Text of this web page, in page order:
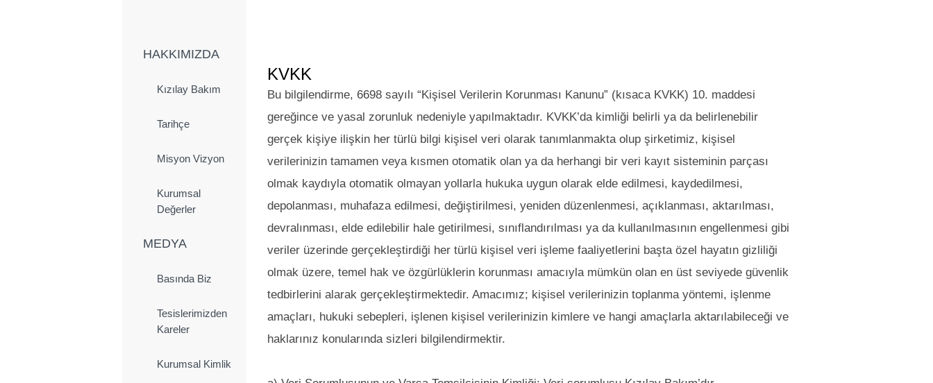
HAKKIMIZDA
Kızılay Bakım
Tarihçe
Misyon Vizyon
Kurumsal
Değerler
MEDYA
Basında Biz
Tesislerimizden
Kareler
Kurumsal Kimlik
KVKK
Bu bilgilendirme, 6698 sayılı “Kişisel Verilerin Korunması Kanunu” (kısaca KVKK) 10. maddesi
gereğince ve yasal zorunluk nedeniyle yapılmaktadır. KVKK’da kimliği belirli ya da belirlenebilir
gerçek kişiye ilişkin her türlü bilgi kişisel veri olarak tanımlanmakta olup şirketimiz, kişisel
verilerinizin tamamen veya kısmen otomatik olan ya da herhangi bir veri kayıt sisteminin parçası
olmak kaydıyla otomatik olmayan yollarla hukuka uygun olarak elde edilmesi, kaydedilmesi,
depolanması, muhafaza edilmesi, değiştirilmesi, yeniden düzenlenmesi, açıklanması, aktarılması,
devralınması, elde edilebilir hale getirilmesi, sınıflandırılması ya da kullanılmasının engellenmesi gibi
veriler üzerinde gerçekleştirdiği her türlü kişisel veri işleme faaliyetlerini başta özel hayatın gizliliği
olmak üzere, temel hak ve özgürlüklerin korunması amacıyla mümkün olan en üst seviyede güvenlik
tedbirlerini alarak gerçekleştirmektedir. Amacımız; kişisel verilerinizin toplanma yöntemi, işlenme
amaçları, hukuki sebepleri, işlenen kişisel verilerinizin kimlere ve hangi amaçlarla aktarılabileceği ve
haklarınız konularında sizleri bilgilendirmektir.